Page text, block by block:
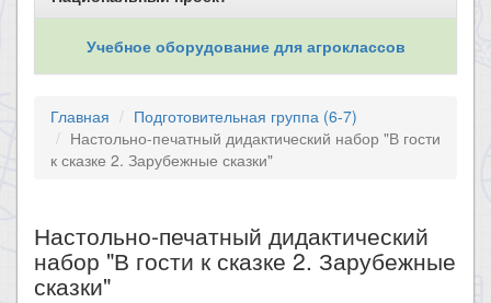
Учебное оборудование для агроклассов
Главная
Подготовительная группа (6-7)
Настольно-печатный дидактический набор "В гости
к сказке 2. Зарубежные сказки"
Настольно-печатный дидактический
набор "В гости к сказке 2. Зарубежные
сказки"